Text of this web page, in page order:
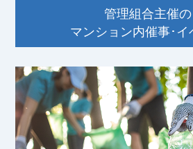
管理組合主催の
マンション内催事･イ